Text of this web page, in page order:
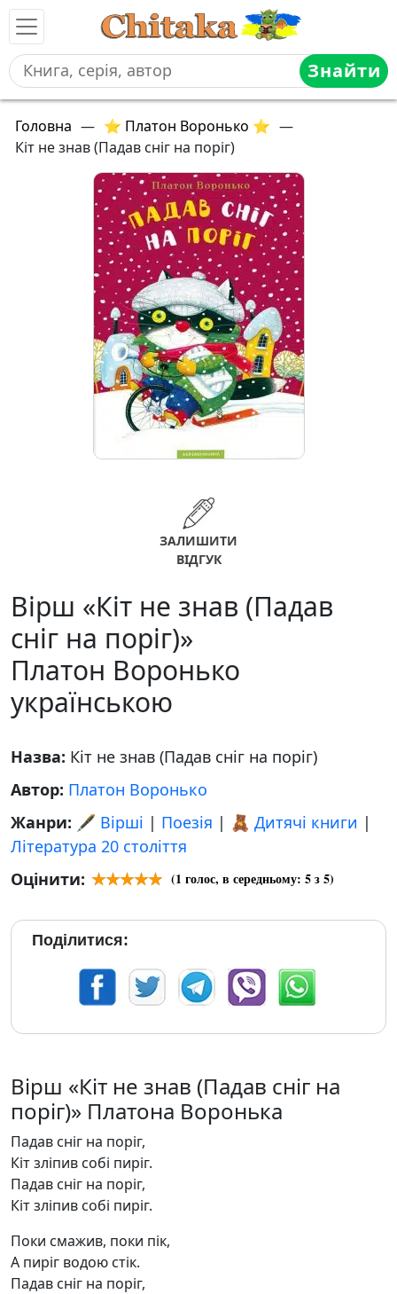
Знайти
Головна — ⭐ Платон Воронько ⭐ —
Кіт не знав (Падав сніг на поріг)
ЗАЛИШИТИ
ВІДГУК
Вірш «Кіт не знав (Падав
сніг на поріг)»
Платон Воронько
українською
Назва: Кіт не знав (Падав сніг на поріг)
Автор: Платон Воронько
Жанри: 🖋️ Вірші | Поезія | 🧸 Дитячі книги |
Література 20 століття
Оцінити:
(1 голос, в середньому: 5з 5)
Поділитися:
Вірш «Кіт не знав (Падав сніг на
поріг)» Платона Воронька
Падав сніг на поріг,
Кіт зліпив собі пиріг.
Падав сніг на поріг,
Кіт зліпив собі пиріг.
Поки смажив, поки пік,
А пиріг водою стік.
Падав сніг на поріг,